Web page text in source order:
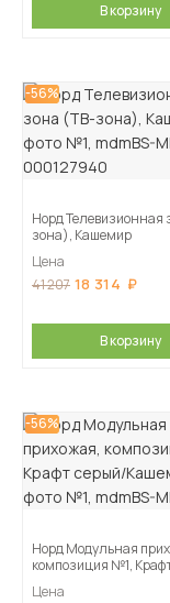
В корзину
-56%
Норд Телевизионная
зона), Кашемир
Цена
41 207 18 314
В корзину
-56%
Норд Модульная
композиция №1,
Цена